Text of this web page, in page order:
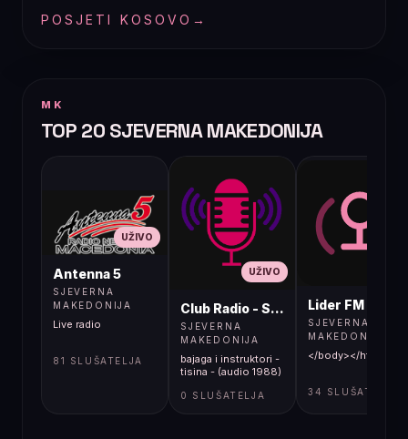
POSJETI KOSOVO →
MK
TOP 20 SJEVERNA MAKEDONIJA
UŽIVO
Antenna 5
SJEVERNA
MAKEDONIJA
Live radio
81 SLUŠATELJA
UŽIVO
Club Radio - Skopje, Mcedonia
SJEVERNA
MAKEDONIJA
bajaga i instruktori -
tisina - (audio 1988)
0 SLUŠATELJA
Lider FM 107,4
SJEVERNA
MAKEDONIJA
</body></html>
34 SLUŠATELJA